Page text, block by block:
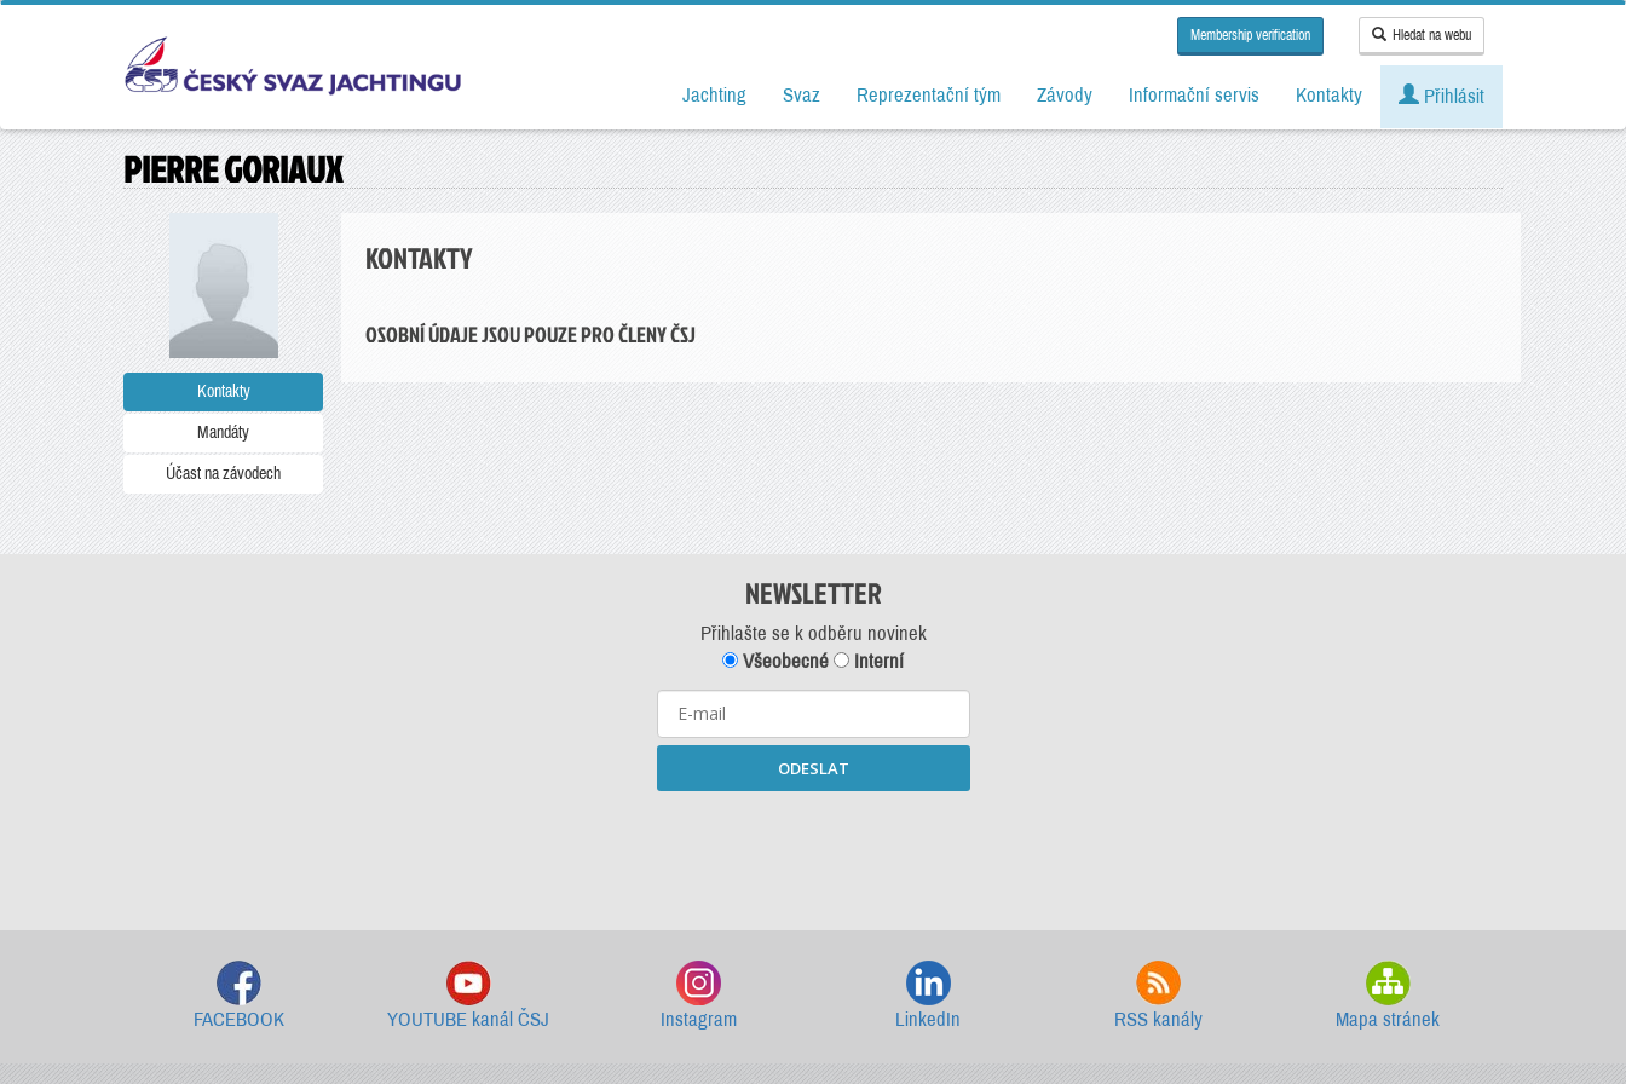
Membership verification Hledat na webu
Jachting Svaz Reprezentační tým Závody Informační servis Kontakty Přihlásit
PIERRE GORIAUX
Kontakty
Mandáty
Účast na závodech
KONTAKTY
OSOBNÍ ÚDAJE JSOU POUZE PRO ČLENY ČSJ
NEWSLETTER
Přihlašte se k odběru novinek
Všeobecné
Interní
ODESLAT
FACEBOOK YOUTUBE kanál ČSJ Instagram LinkedIn RSS kanály Mapa stránek